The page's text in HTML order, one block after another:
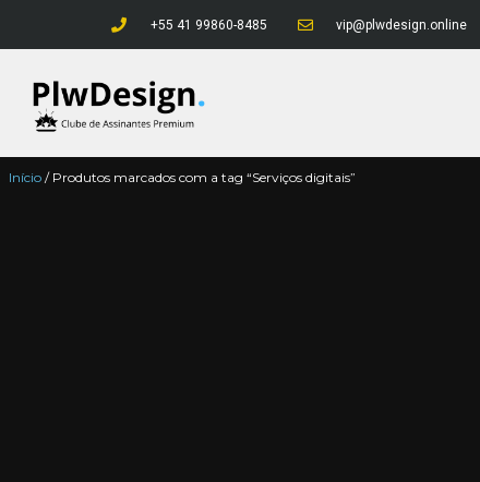
+55 41 99860-8485 vip@plwdesign.online
Início / Produtos marcados com a tag “Serviços digitais”